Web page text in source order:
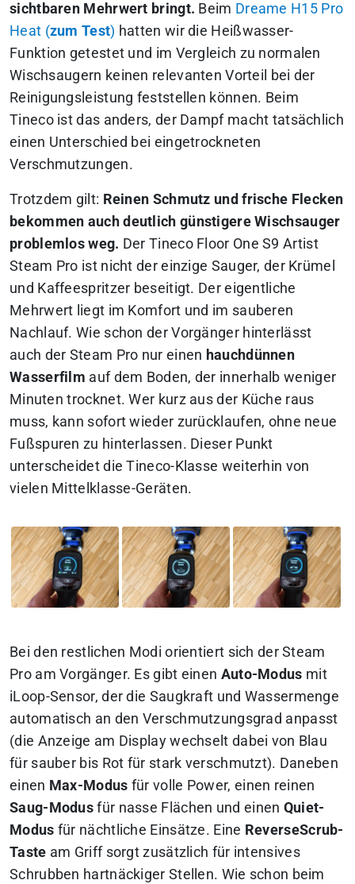
sichtbaren Mehrwert bringt. Beim Dreame H15 Pro
Heat (zum Test) hatten wir die Heißwasser-
Funktion getestet und im Vergleich zu normalen
Wischsaugern keinen relevanten Vorteil bei der
Reinigungsleistung feststellen können. Beim
Tineco ist das anders, der Dampf macht tatsächlich
einen Unterschied bei eingetrockneten
Verschmutzungen.
Trotzdem gilt: Reinen Schmutz und frische Flecken
bekommen auch deutlich günstigere Wischsauger
problemlos weg. Der Tineco Floor One S9 Artist
Steam Pro ist nicht der einzige Sauger, der Krümel
und Kaffeespritzer beseitigt. Der eigentliche
Mehrwert liegt im Komfort und im sauberen
Nachlauf. Wie schon der Vorgänger hinterlässt
auch der Steam Pro nur einen hauchdünnen
Wasserfilm auf dem Boden, der innerhalb weniger
Minuten trocknet. Wer kurz aus der Küche raus
muss, kann sofort wieder zurücklaufen, ohne neue
Fußspuren zu hinterlassen. Dieser Punkt
unterscheidet die Tineco-Klasse weiterhin von
vielen Mittelklasse-Geräten.
Bei den restlichen Modi orientiert sich der Steam
Pro am Vorgänger. Es gibt einen Auto-Modus mit
iLoop-Sensor, der die Saugkraft und Wassermenge
automatisch an den Verschmutzungsgrad anpasst
(die Anzeige am Display wechselt dabei von Blau
für sauber bis Rot für stark verschmutzt). Daneben
einen Max-Modus für volle Power, einen reinen
Saug-Modus für nasse Flächen und einen Quiet-
Modus für nächtliche Einsätze. Eine ReverseScrub-
Taste am Griff sorgt zusätzlich für intensives
Schrubben hartnäckiger Stellen. Wie schon beim